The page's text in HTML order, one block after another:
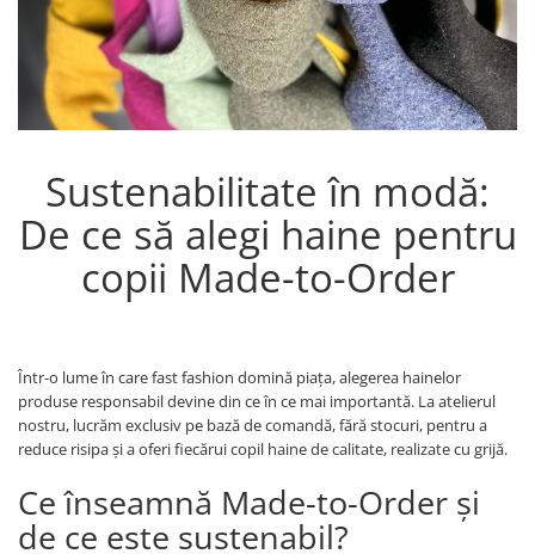
Sustenabilitate în modă:
De ce să alegi haine pentru
copii Made-to-Order
Într-o lume în care fast fashion domină piața, alegerea hainelor
produse responsabil devine din ce în ce mai importantă. La atelierul
nostru, lucrăm exclusiv pe bază de comandă, fără stocuri, pentru a
reduce risipa și a oferi fiecărui copil haine de calitate, realizate cu grijă.
Ce înseamnă Made-to-Order și
de ce este sustenabil?